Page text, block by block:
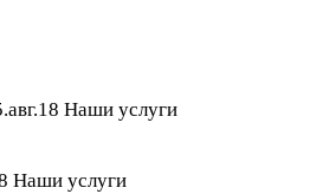
Наши услуги
Наши услуги